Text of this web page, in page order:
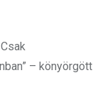
– könyörgött